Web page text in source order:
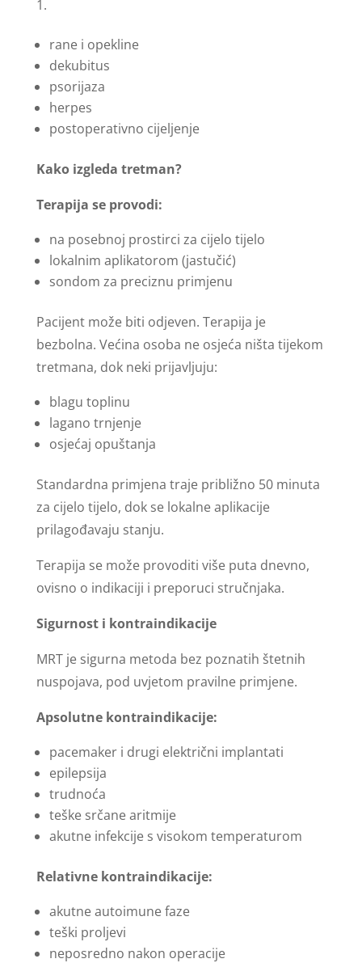
rane i opekline
dekubitus
psorijaza
herpes
postoperativno cijeljenje
Kako izgleda tretman?
Terapija se provodi:
na posebnoj prostirci za cijelo tijelo
lokalnim aplikatorom (jastučić)
sondom za preciznu primjenu
Pacijent može biti odjeven. Terapija je
bezbolna. Većina osoba ne osjeća ništa tijekom
tretmana, dok neki prijavljuju:
blagu toplinu
lagano trnjenje
osjećaj opuštanja
Standardna primjena traje približno 50 minuta
za cijelo tijelo, dok se lokalne aplikacije
prilagođavaju stanju.
Terapija se može provoditi više puta dnevno,
ovisno o indikaciji i preporuci stručnjaka.
Sigurnost i kontraindikacije
MRT je sigurna metoda bez poznatih štetnih
nuspojava, pod uvjetom pravilne primjene.
Apsolutne kontraindikacije:
pacemaker i drugi električni implantati
epilepsija
trudnoća
teške srčane aritmije
akutne infekcije s visokom temperaturom
Relativne kontraindikacije:
akutne autoimune faze
teški proljevi
neposredno nakon operacije